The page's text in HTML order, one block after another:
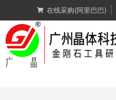
至
内
容
在线采购(阿里巴巴)